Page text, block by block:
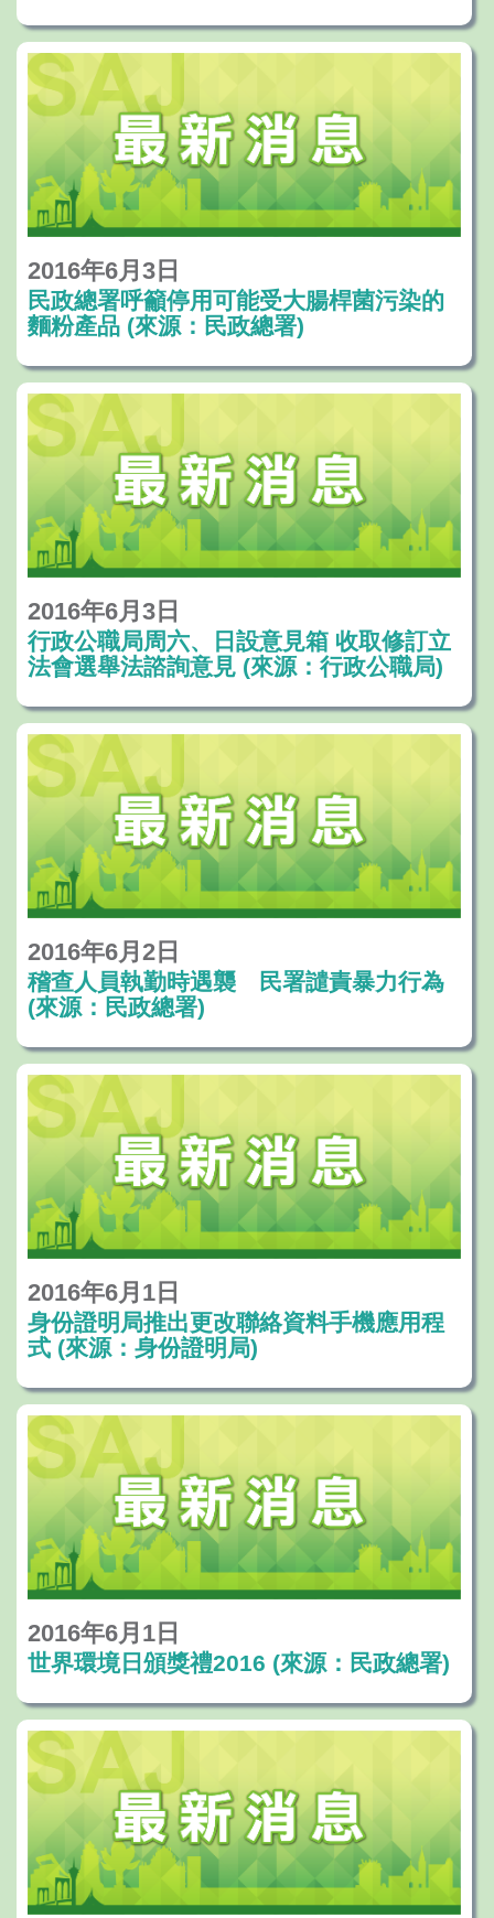
2016年6月3日
民政總署呼籲停用可能受大腸桿菌污染的
麵粉產品 (來源：民政總署)
2016年6月3日
行政公職局周六、日設意見箱 收取修訂立
法會選舉法諮詢意見 (來源：行政公職局)
2016年6月2日
稽查人員執勤時遇襲 民署譴責暴力行為
(來源：民政總署)
2016年6月1日
身份證明局推出更改聯絡資料手機應用程
式 (來源：身份證明局)
2016年6月1日
世界環境日頒獎禮2016 (來源：民政總署)